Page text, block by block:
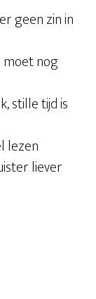
geen zin in
moet nog
stille tijd is
lezen
liever